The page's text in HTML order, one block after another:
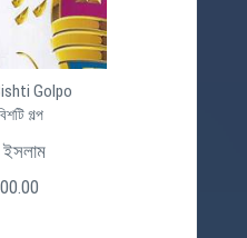
Golpo
গল্প